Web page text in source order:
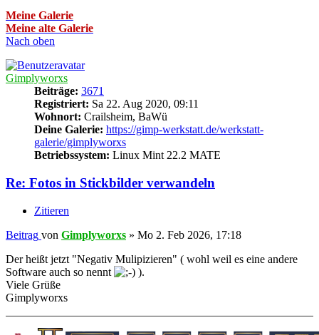
Meine Galerie
Meine alte Galerie
Nach oben
Gimplyworxs
Beiträge: 3671
Registriert: Sa 22. Aug 2020, 09:11
Wohnort: Crailsheim, BaWü
Deine Galerie: https://gimp-werkstatt.de/werkstatt-
galerie/gimplyworxs
Betriebssystem: Linux Mint 22.2 MATE
Re: Fotos in Stickbilder verwandeln
Zitieren
Beitrag von Gimplyworxs » Mo 2. Feb 2026, 17:18
Der heißt jetzt "Negativ Mulipizieren" ( wohl weil es eine andere
Software auch so nennt
).
Viele Grüße
Gimplyworxs